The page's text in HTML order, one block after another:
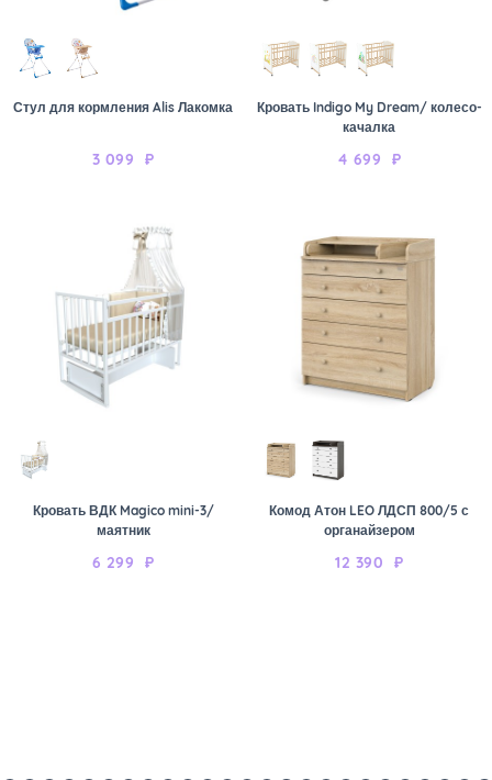
Стул для кормления Alis Лакомка
3 099 ₽
Кровать Indigo My Dream/ колесо-
качалка
4 699 ₽
Кровать ВДК Magico mini-3/
маятник
6 299 ₽
Комод Атон LEO ЛДСП 800/5 с
органайзером
12 390 ₽